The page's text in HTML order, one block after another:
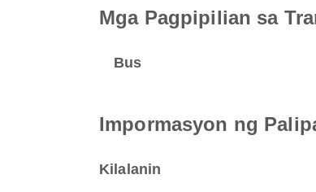
Mga Pagpipilian sa
Bus
Impormasyon ng
Kilalanin